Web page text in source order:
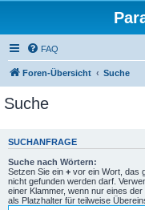
FAQ
Foren-Übersicht Suche
Suche
SUCHANFRAGE
Suche nach Wörtern:
Setzen Sie ein + vor ein Wort, das
nicht gefunden werden darf.
einer Klammer, wenn nur eines
als Platzhalter für teilweise